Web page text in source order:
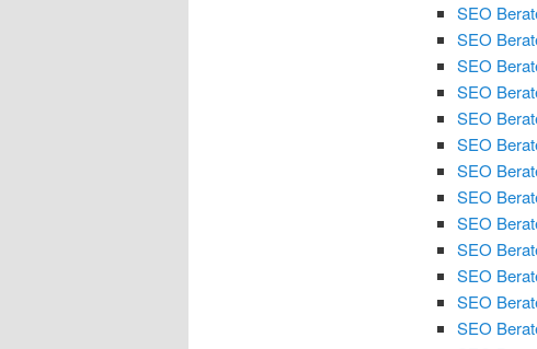
SEO
SEO
SEO
SEO
SEO
SEO
SEO
SEO
SEO
SEO
SEO
SEO
SEO